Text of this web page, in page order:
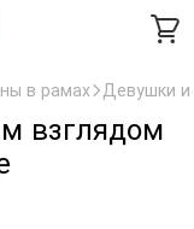
в рамах Девушки и
взглядом